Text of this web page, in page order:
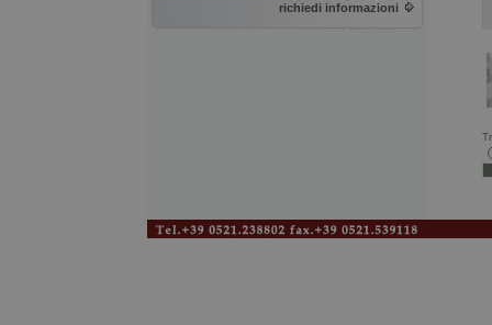
richiedi informazioni